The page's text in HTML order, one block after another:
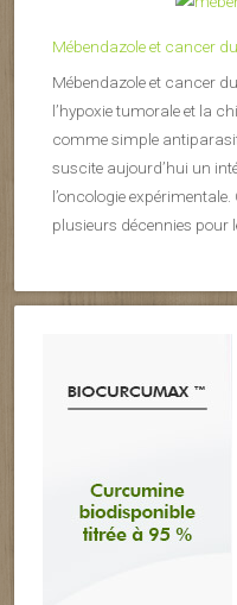
Mébendazole et cancer
Mébendazole et cancer
l’hypoxie tumorale et la
comme simple
suscite aujourd’hui un
l’oncologie
plusieurs décennies pour